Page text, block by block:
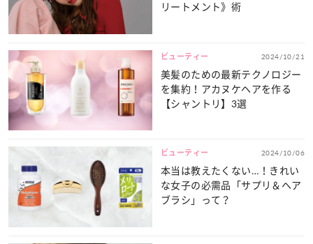
リートメント》術
ビューティー 2024/10/21
美髪のための最新テクノロジー
を集約！アカヌケヘアを作る
【シャントリ】3選
ビューティー 2024/10/06
本当は教えたくない…！きれい
な女子の必需品「サプリ＆ヘア
ブラシ」って？